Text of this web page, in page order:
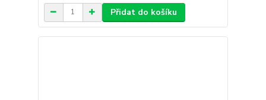
Přidat do košíku